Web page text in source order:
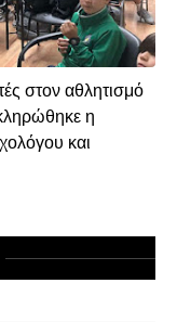
στον αθλητισμό
η
και